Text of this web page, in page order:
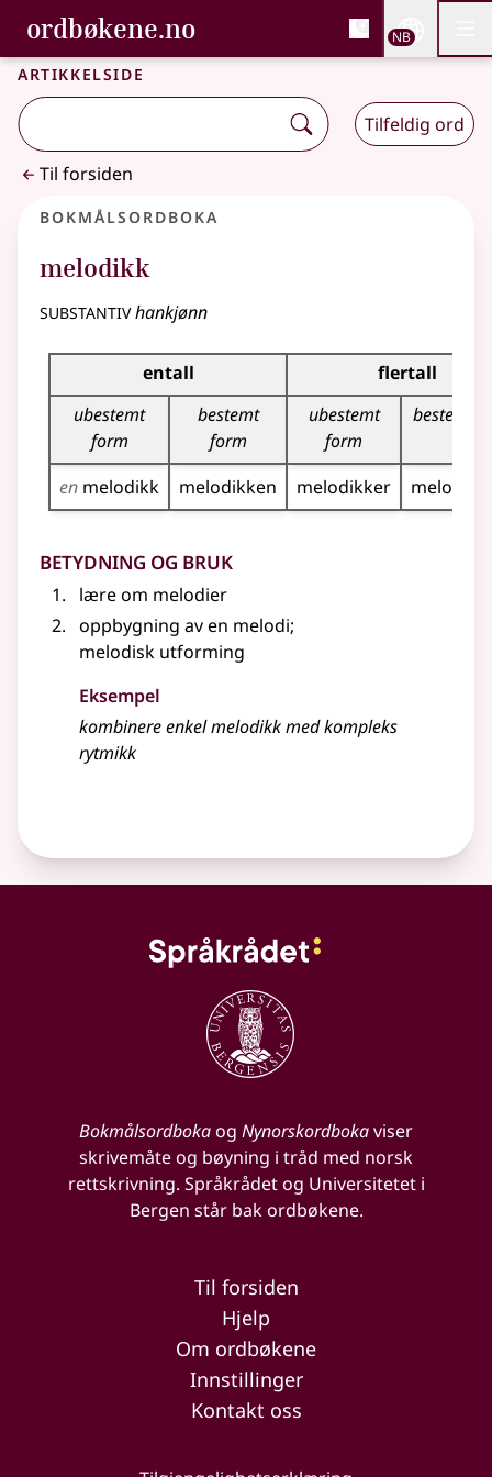
Gå til hovedinnhold
Tilgjengelighet
ordbøkene.no, Bokmålsordboka og
Bokmålsordboka og Nynorskordboka
NB
Artikkelside
Tilfeldig ord
Til forsiden
Bokmålsordboka
melodikk
substantivhankjønn
Bøyingstabell for dette substantivet
entall
flertall
ubestemt
form
bestemt
form
ubestemt
form
bestemt
en melodikk melodikken melodikker
Betydning og bruk
lære om melodier
oppbygning av en melodi;
melodisk utforming
Eksempel
kombinere enkel melodikk med kompleks
rytmikk
Bokmålsordbokaog Nynorskordbokaviser
skrivemåte og bøyning i tråd med norsk
rettskrivning. Språkrådet og Universitetet i
Bergen står bak ordbøkene.
Til forsiden
Hjelp
Om ordbøkene
Innstillinger
Kontakt oss